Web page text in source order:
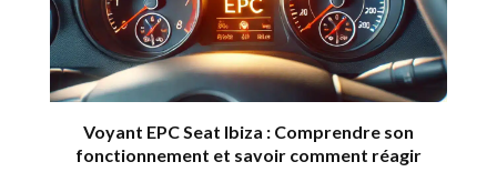
Voyant EPC Seat Ibiza : Comprendre son
fonctionnement et savoir comment réagir